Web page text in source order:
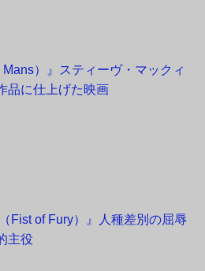
Mans）』スティーヴ・マックィ
品に仕上げた映画
Fist of Fury）』人種差別の屈辱
主役